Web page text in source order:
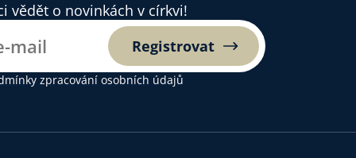
vědět o novinkách v církvi!
Registrovat
zpracování osobních údajů